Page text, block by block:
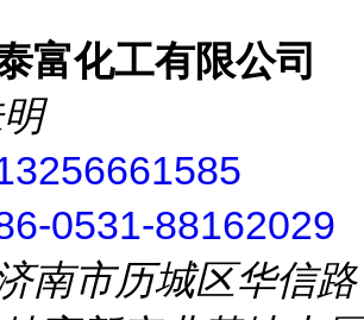
富化工有限公司
0531-88162029
南市历城区华信路